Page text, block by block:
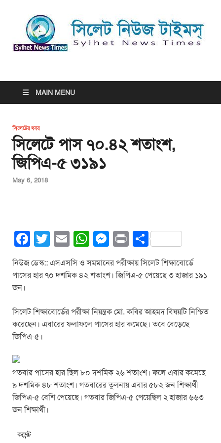
সিলেট নিউজ টাইমস্ | Sylhet
News Times
MAIN MENU
সিলেটের খবর
সিলেটে পাস ৭০.৪২ শতাংশ,
জিপিএ-৫ ৩১৯১
May 6, 2018
F
a
c
b
o
o
T
tt
E
m
ail
W
at
A
p
p
M
ss
g
er
Pr
in
t
S
h
ar
নিউজ ডেস্ক:: এসএসসি ও সমমানের পরীক্ষায় সিলেট শিক্ষাবোর্ডে
পাসের হার ৭০ দশমিক ৪২ শতাংশ। জিপিএ-৫ পেয়েছে ৩ হাজার ১৯১
জন।
সিলেট শিক্ষাবোর্ডের পরীক্ষা নিয়ন্ত্রক মো. কবির আহমদ বিষয়টি নিশ্চিত
করেছেন। এবারের ফলাফলে পাসের হার কমেছে। তবে বেড়েছে
জিপিএ-৫।
গতবার পাসের হার ছিল ৮০ দশমিক ২৬ শতাংশ। ফলে এবার কমেছে
৯ দশমিক ৪৮ শতাংশ। গতবারের তুলনায় এবার ৫৮২ জন শিক্ষার্থী
জিপিএ-৫ বেশি পেয়েছে। গতবার জিপিএ-৫ পেয়েছিল ২ হাজার ৬৬৩
জন শিক্ষার্থী।
কমেন্ট